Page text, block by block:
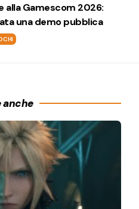
alla Gamescom 2026:
una demo pubblica
anche